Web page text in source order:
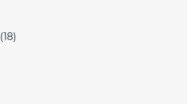
(18)